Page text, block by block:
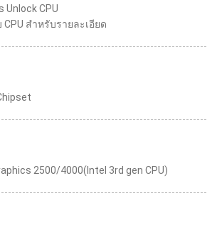
Unlock CPU
สำหรับรายละเอียด
2500/4000(Intel 3rd gen CPU)